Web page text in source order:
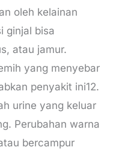
oleh kelainan
ginjal bisa
atau jamur.
yang menyebar
penyakit ini12.
urine yang keluar
Perubahan warna
bercampur